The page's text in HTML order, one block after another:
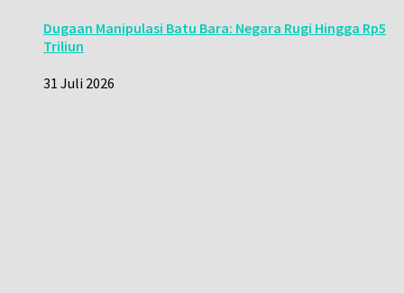
Dugaan Manipulasi Batu Bara: Negara Rugi Hingga Rp5
Triliun
31 Juli 2026